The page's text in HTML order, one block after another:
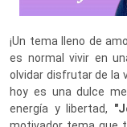
¡Un tema lleno de
es normal vivir en
olvidar disfrutar de la
hoy es una dulce
energía y libertad,